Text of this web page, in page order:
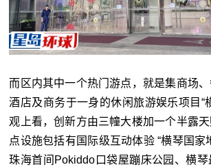
而区内其中一个热门游点，就是集商场、
酒店及商务于一身的休闲旅游娱乐项目“
观上看，创新方由三幢大楼加一个半露
点设施包括有国际级互动体验 “横琴国家
珠海首间Pokiddo口袋屋蹦床公园、横